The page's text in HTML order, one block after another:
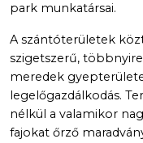
park munkatársai.
A szántóterületek
szigetszerű,
meredek
legelőgazdálkodás.
nélkül a valamikor
fajokat őrző